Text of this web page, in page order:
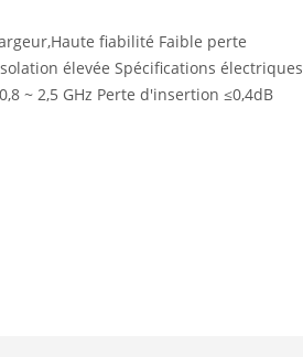
fiabilité Faible perte
élevée Spécifications électriques
~ 2,5 GHz Perte d'insertion ≤0,4dB